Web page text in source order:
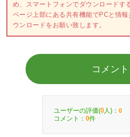
め、スマートフォンでダウンロードす
ページ上部にある共有機能でPCと情
ウンロードをお願い致します。
コメント
ユーザーの評価(0 人)： 0
コメント： 0件